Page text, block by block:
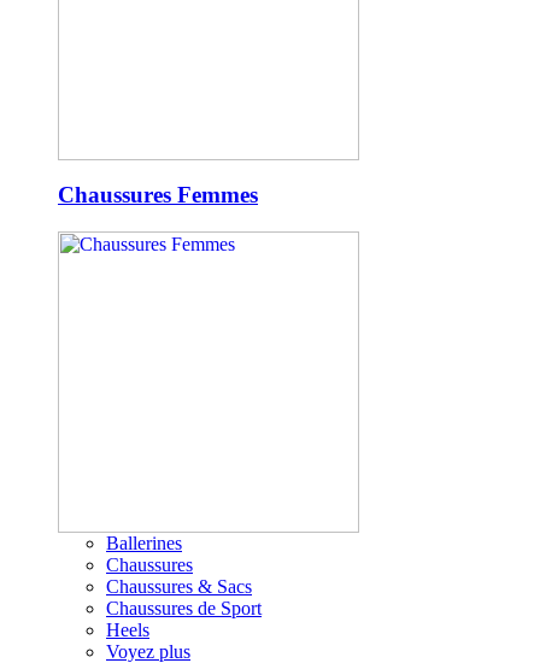
Chaussures Femmes
Ballerines
Chaussures
Chaussures & Sacs
Chaussures de Sport
Heels
Voyez plus